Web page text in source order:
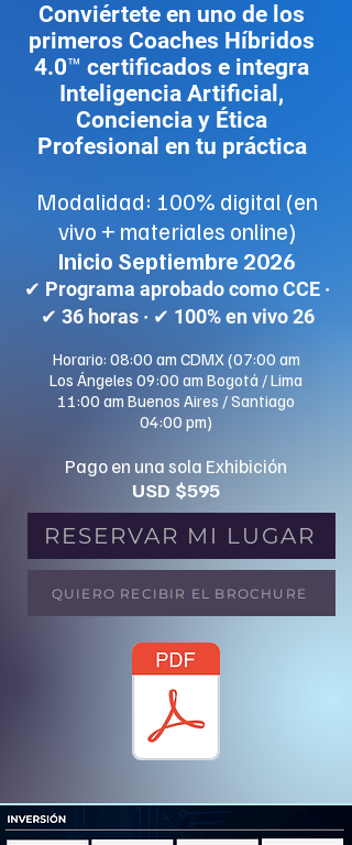
Conviértete en uno de los
primeros Coaches Híbridos
4.0™ certificados e integra
Inteligencia Artificial,
Conciencia y Ética
Profesional en tu práctica
Modalidad: 100% digital (en
vivo + materiales online)
Inicio Septiembre 2026
✔ Programa aprobado como CCE ·
✔ 36 horas · ✔ 100% en vivo 26
Horario: 08:00 am CDMX (07:00 am
Los Ángeles 09:00 am Bogotá / Lima
11:00 am Buenos Aires / Santiago
04:00 pm)
Pago en una sola Exhibición
USD $595
RESERVAR MI LUGAR
QUIERO RECIBIR EL BROCHURE